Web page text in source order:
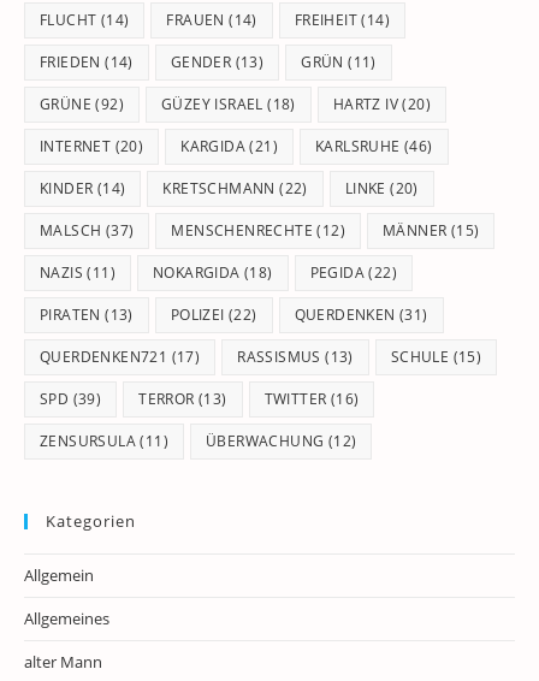
FLUCHT (14) FRAUEN (14) FREIHEIT(14)
FRIEDEN (14) GENDER (13) GRÜN (11)
GRÜNE (92) GÜZEY ISRAEL (18) HARTZ IV(20)
INTERNET (20) KARGIDA(21) KARLSRUHE (46)
KINDER (14) KRETSCHMANN (22) LINKE (20)
MALSCH (37) MENSCHENRECHTE (12) MÄNNER (15)
NAZIS (11) NOKARGIDA (18) PEGIDA(22)
PIRATEN (13) POLIZEI (22) QUERDENKEN (31)
QUERDENKEN721 (17) RASSISMUS (13) SCHULE (15)
SPD (39) TERROR (13) TWITTER (16)
ZENSURSULA(11) ÜBERWACHUNG (12)
Kategorien
Allgemein
Allgemeines
alter Mann